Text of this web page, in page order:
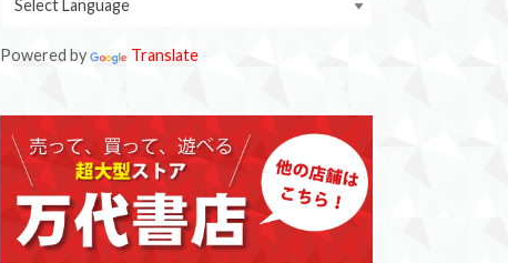
Powered by Translate